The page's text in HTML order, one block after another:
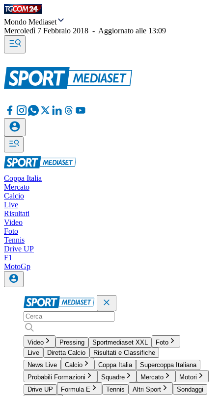
Mondo Mediaset
Mercoledì 7 Febbraio 2018 - Aggiornato alle 13:09
Coppa Italia
Mercato
Calcio
Live
Risultati
Video
Foto
Tennis
Drive UP
F1
MotoGp
Video Pressing Sportmediaset XXL
Foto
Live
Diretta Calcio
Risultati e Classifiche
News Live
Calcio Coppa Italia
Supercoppa Italiana
Probabili Formazioni
Squadre Mercato
Motori
Drive UP
Formula E Tennis Altri Sport
Sondaggi